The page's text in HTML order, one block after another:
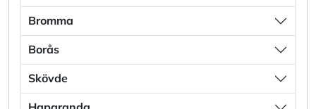
Bromma
Borås
Skövde